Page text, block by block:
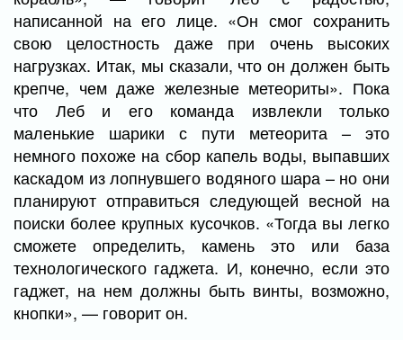
написанной на его лице. «Он смог сохранить
свою целостность даже при очень высоких
нагрузках. Итак, мы сказали, что он должен быть
крепче, чем даже железные метеориты». Пока
что Леб и его команда извлекли только
маленькие шарики с пути метеорита – это
немного похоже на сбор капель воды, выпавших
каскадом из лопнувшего водяного шара – но они
планируют отправиться следующей весной на
поиски более крупных кусочков. «Тогда вы легко
сможете определить, камень это или база
технологического гаджета. И, конечно, если это
гаджет, на нем должны быть винты, возможно,
кнопки», — говорит он.